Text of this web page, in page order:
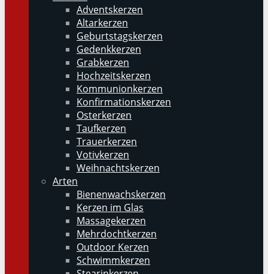
Adventskerzen
Altarkerzen
Geburtstagskerzen
Gedenkkerzen
Grabkerzen
Hochzeitskerzen
Kommunionkerzen
Konfirmationskerzen
Osterkerzen
Taufkerzen
Trauerkerzen
Votivkerzen
Weihnachtskerzen
Arten
Bienenwachskerzen
Kerzen im Glas
Massagekerzen
Mehrdochtkerzen
Outdoor Kerzen
Schwimmkerzen